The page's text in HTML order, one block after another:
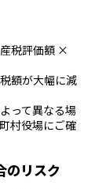
税評価額 ×
額が大幅に減
って異なる場
村役場にご確
のリスク